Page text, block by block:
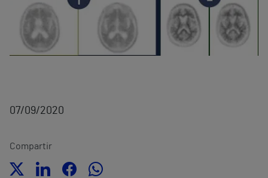
07/09/2020
Compartir